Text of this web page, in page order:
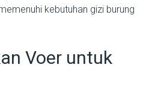
kebutuhan gizi burung
Voer untuk